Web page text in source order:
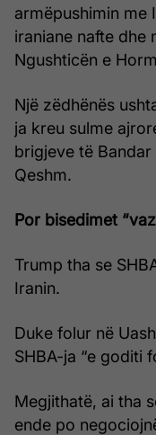
armëpushimin me
iraniane nafte dhe
Ngushticën e
Një zëdhënës
ja kreu sulme
brigjeve të Bandar
Qeshm.
Por bisedimet
Trump tha se
Iranin.
Duke folur në
SHBA-ja “e goditi
Megjithatë, ai tha
ende po